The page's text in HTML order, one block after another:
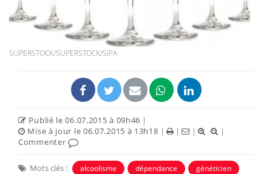
SUPERSTOCK/SUPERSTOCK/SIPA
Publié le 06.07.2015 à 09h46 |
Mise à jour le 06.07.2015 à 13h18 | | |
|
Commenter
Mots clés : alcoolisme dépendance généticien